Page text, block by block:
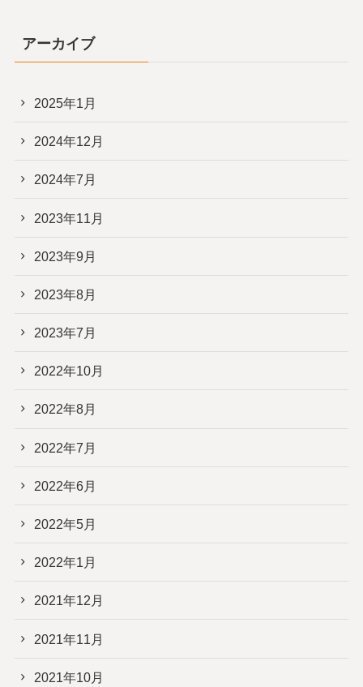
アーカイブ
2025年1月
2024年12月
2024年7月
2023年11月
2023年9月
2023年8月
2023年7月
2022年10月
2022年8月
2022年7月
2022年6月
2022年5月
2022年1月
2021年12月
2021年11月
2021年10月